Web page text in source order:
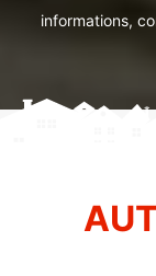
informations,